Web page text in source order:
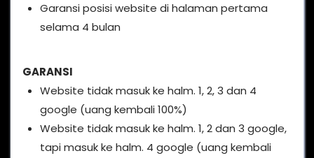
Garansi posisi website di halaman pertama
selama 4 bulan
GARANSI
Website tidak masuk ke halm. 1, 2, 3 dan 4
google (uang kembali 100%)
Website tidak masuk ke halm. 1, 2 dan 3 google,
tapi masuk ke halm. 4 google (uang kembali